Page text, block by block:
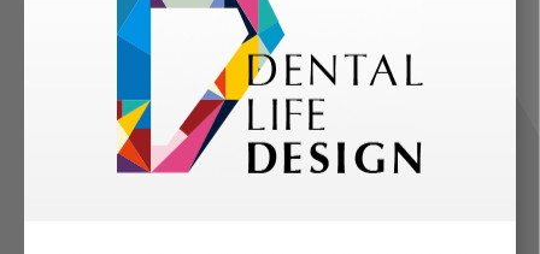
ご登録いただいた職種（歯科医師、歯
科衛生士、歯科技工士）に合わせた内
容のメールマガジンをお届けします。